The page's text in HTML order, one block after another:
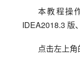
本教程操
IDEA2018.3 版
点击左上